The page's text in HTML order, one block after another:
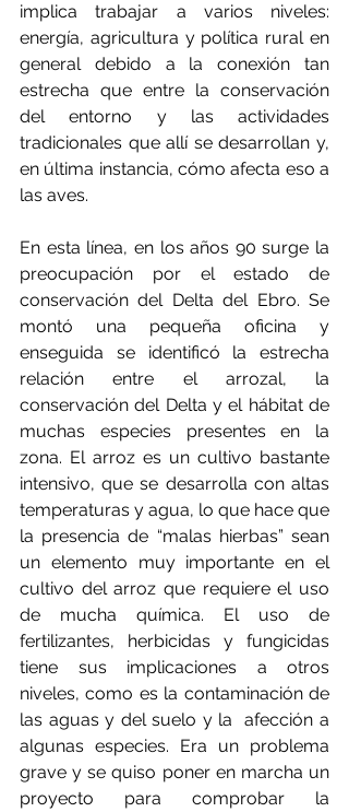
implica trabajar a varios niveles:
energía, agricultura y política rural en
general debido a la conexión tan
estrecha que entre la conservación
del entorno y las actividades
tradicionales que allí se desarrollan y,
en última instancia, cómo afecta eso a
las aves.
En esta línea, en los años 90 surge la
preocupación por el estado de
conservación del Delta del Ebro. Se
montó una pequeña oficina y
enseguida se identificó la estrecha
relación entre el arrozal, la
conservación del Delta y el hábitat de
muchas especies presentes en la
zona. El arroz es un cultivo bastante
intensivo, que se desarrolla con altas
temperaturas y agua, lo que hace que
la presencia de “malas hierbas” sean
un elemento muy importante en el
cultivo del arroz que requiere el uso
de mucha química. El uso de
fertilizantes, herbicidas y fungicidas
tiene sus implicaciones a otros
niveles, como es la contaminación de
las aguas y del suelo y la  afección a
algunas especies. Era un problema
grave y se quiso poner en marcha un
proyecto para comprobar la